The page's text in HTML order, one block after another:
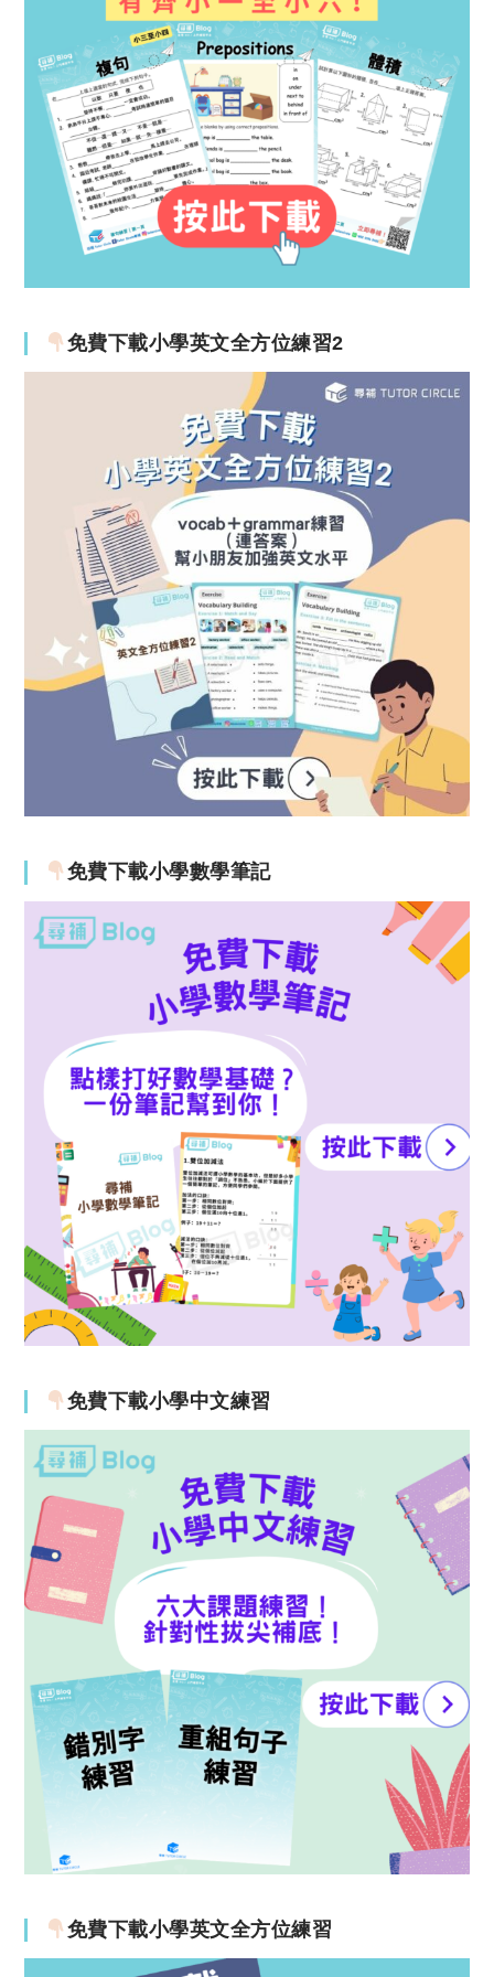
免費下載小學英文全方位練習2
免費下載小學數學筆記
免費下載小學中文練習
免費下載小學英文全方位練習